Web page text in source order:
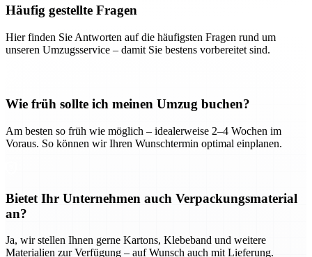
Häufig gestellte Fragen
Hier finden Sie Antworten auf die häufigsten Fragen rund um
unseren Umzugsservice – damit Sie bestens vorbereitet sind.
Wie früh sollte ich meinen Umzug buchen?
Am besten so früh wie möglich – idealerweise 2–4 Wochen im
Voraus. So können wir Ihren Wunschtermin optimal einplanen.
Bietet Ihr Unternehmen auch Verpackungsmaterial
an?
Ja, wir stellen Ihnen gerne Kartons, Klebeband und weitere
Materialien zur Verfügung – auf Wunsch auch mit Lieferung.